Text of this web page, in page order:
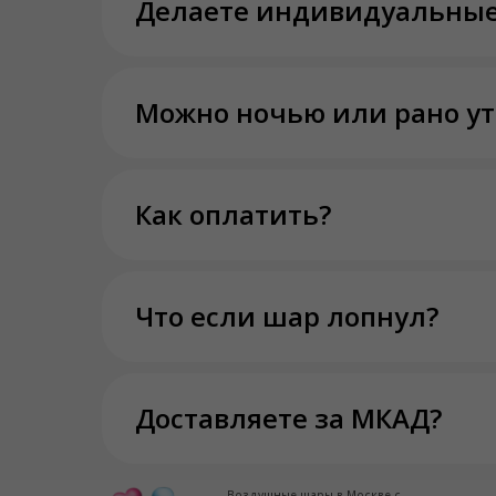
Делаете
Можно ночью или рано
Как оплатить?
Что если шар лопнул?
Доставляете за МКАД?